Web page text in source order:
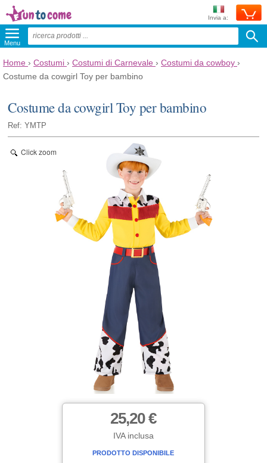
Invia a:
Menu
Home › Costumi › Costumi di Carnevale › Costumi da cowboy ›
Costume da cowgirl Toy per bambino
Costume da cowgirl Toy per bambino
Ref: YMTP
Click zoom
25,20 €
IVA inclusa
PRODOTTO DISPONIBILE